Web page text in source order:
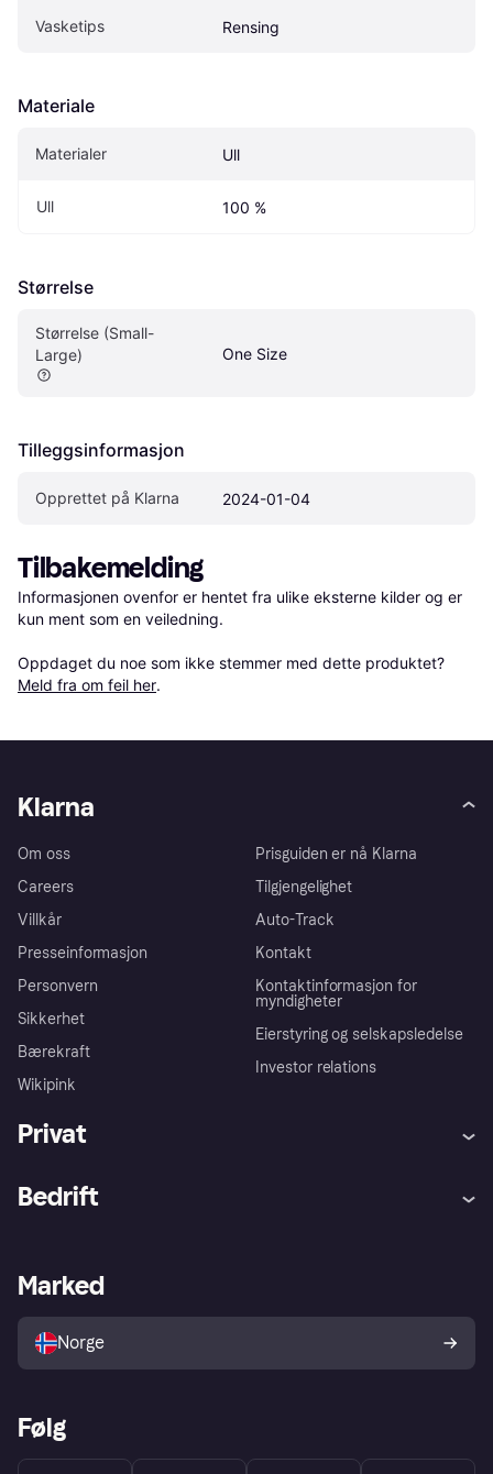
Vasketips Rensing
Materiale
Materialer Ull
Ull 100 %
Størrelse
Størrelse (Small-
Large)
One Size
Tilleggsinformasjon
Opprettet på Klarna 2024-01-04
Tilbakemelding
Informasjonen ovenfor er hentet fra ulike eksterne kilder og er
kun ment som en veiledning.
Oppdaget du noe som ikke stemmer med dette produktet?
Meld fra om feil her.
Klarna
Om oss
Careers
Villkår
Presseinformasjon
Personvern
Sikkerhet
Bærekraft
Wikipink
Prisguiden er nå Klarna
Tilgjengelighet
Auto-Track
Kontakt
Kontaktinformasjon for
myndigheter
Eierstyring og selskapsledelse
Investor relations
Privat
Utforsk butikker
Bedrift
Merchant portal
Marked
Norge
Følg